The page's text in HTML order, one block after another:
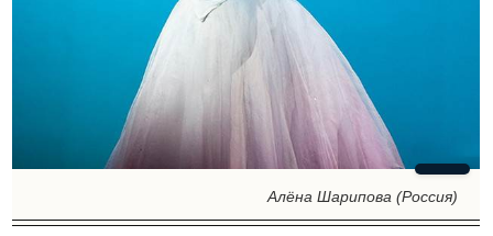
Алёна Шарипова (Россия)